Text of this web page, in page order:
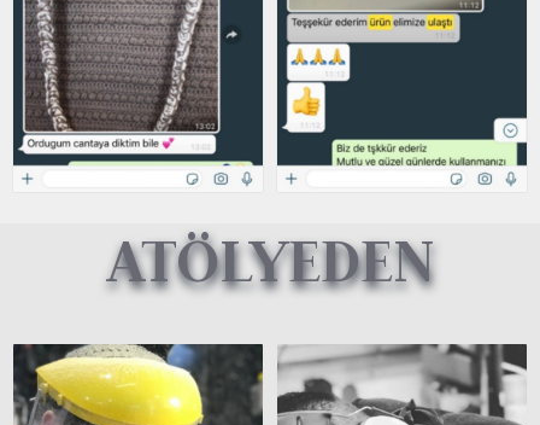
ATÖLYEDEN